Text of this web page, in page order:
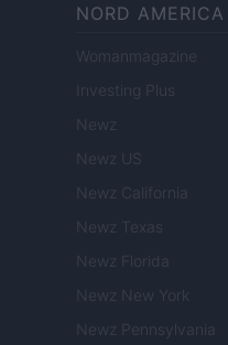
NORD AMERICA
Womanmagazine
Investing Plus
Newz
Newz US
Newz California
Newz Texas
Newz Florida
Newz New York
Newz Pennsylvania